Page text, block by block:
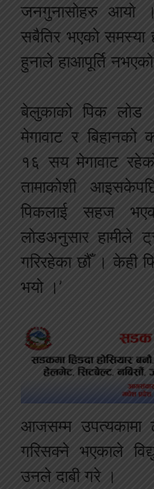
जनगुनासोहरु आयो
सबैतिर भएको समस्या
हुनाले हाआपूर्ति
बेलुकाको पिक
मेगावाट र
१६ सय मेगावाट
तामाकोशी
पिकलाई सहज
लोडअनुसार हामीले
गरिरहेका छौँ । केही
भयो ।’
आजसम्म उपत्यकामा
गरिसक्ने भएकाले
उनले दाबी गरे ।